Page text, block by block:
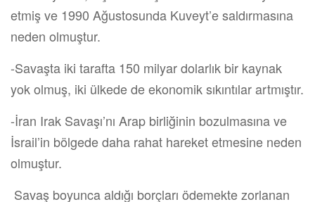
etmiş ve 1990 Ağustosunda Kuveyt’e saldırmasına
neden olmuştur.
-Savaşta iki tarafta 150 milyar dolarlık bir kaynak
yok olmuş, iki ülkede de ekonomik sıkıntılar artmıştır.
-İran Irak Savaşı’nı Arap birliğinin bozulmasına ve
İsrail’in bölgede daha rahat hareket etmesine neden
olmuştur.
Savaş boyunca aldığı borçları ödemekte zorlanan